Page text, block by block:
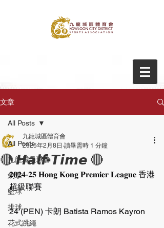
文章
All Posts
九龍城足球會
劍擊
籃球
排球
花式跳繩
All Posts
🔴 𝙃𝙖𝙡𝙛-𝙏𝙞𝙢𝙚 🔴
九龍城區體育會
2025年2月8日 讀畢需時 1 分鐘
𝟐𝟎𝟐𝟒-𝟐𝟓 𝐇𝐨𝐧𝐠 𝐊𝐨𝐧𝐠 𝐏𝐫𝐞𝐦𝐢𝐞𝐫 𝐋𝐞𝐚𝐠𝐮𝐞 香港
超級聯賽
24’(PEN) 卡朗 Batista Ramos Kayron